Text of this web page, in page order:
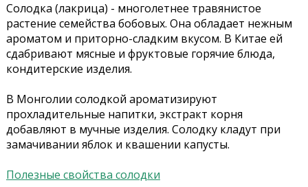
Солодка (лакрица) - многолетнее травянистое
растение семейства бобовых. Она обладает нежным
ароматом и приторно-сладким вкусом. В Китае ей
сдабривают мясные и фруктовые горячие блюда,
кондитерские изделия.
В Монголии солодкой ароматизируют
прохладительные напитки, экстракт корня
добавляют в мучные изделия. Солодку кладут при
замачивании яблок и квашении капусты.
Полезные свойства солодки